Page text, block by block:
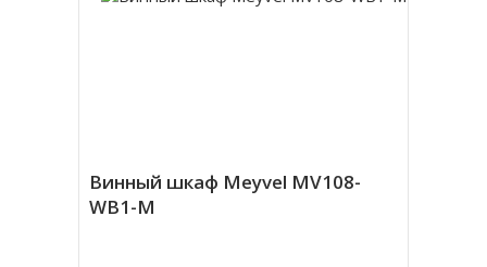
Винный шкаф Meyvel MV108-
WB1-M